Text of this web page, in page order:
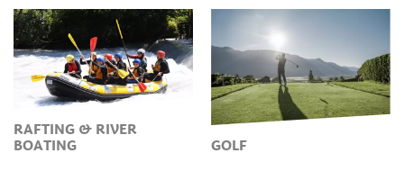
RAFTING & RIVER
BOATING
GOLF